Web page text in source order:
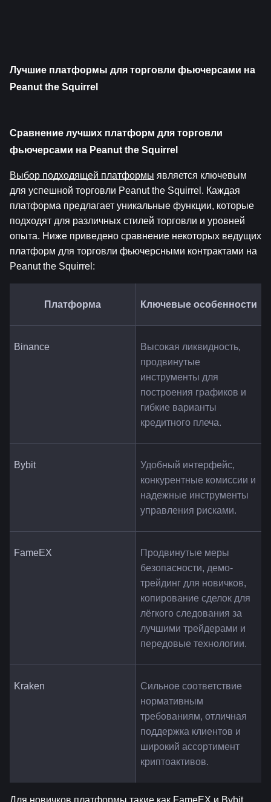
Лучшие платформы для торговли фьючерсами на
Peanut the Squirrel
Сравнение лучших платформ для торговли
фьючерсами на Peanut the Squirrel
Выбор подходящей платформы является ключевым
для успешной торговли Peanut the Squirrel. Каждая
платформа предлагает уникальные функции, которые
подходят для различных стилей торговли и уровней
опыта. Ниже приведено сравнение некоторых ведущих
платформ для торговли фьючерсными контрактами на
Peanut the Squirrel:
Платформа Ключевые особенности
Binance
Высокая ликвидность,
продвинутые
инструменты для
построения графиков и
гибкие варианты
кредитного плеча.
Bybit
Удобный интерфейс,
конкурентные комиссии и
надежные инструменты
управления рисками.
FameEX
Продвинутые меры
безопасности, демо-
трейдинг для новичков,
копирование сделок для
лёгкого следования за
лучшими трейдерами и
передовые технологии.
Kraken
Сильное соответствие
нормативным
требованиям, отличная
поддержка клиентов и
широкий ассортимент
криптоактивов.
Для новичков платформы такие как FameEX и Bybit